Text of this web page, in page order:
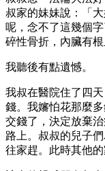
叔家的妹妹說：「
呢，念不了這幾個
碎性骨折，內臟有
我聽後有點遺憾。
我叔在醫院住了四
錢。我嬸怕花那麼
交錢了，決定放棄
路上。叔叔的兒子
往家趕。此時其他